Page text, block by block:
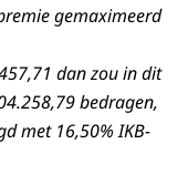
gemaximeerd
dan zou in dit
bedragen,
met 16,50% IKB-